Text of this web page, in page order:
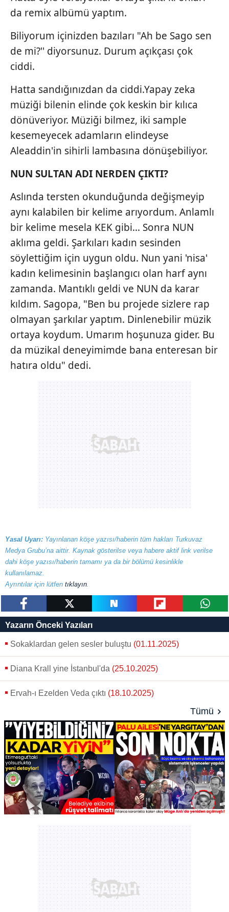
da remix albümü yaptım.
Biliyorum içinizden bazıları "Ah be Sago sen
de mi?'' diyorsunuz. Durum açıkçası çok
ciddi.
Hatta sandığınızdan da ciddi.Yapay zeka
müziği bilenin elinde çok keskin bir kılıca
dönüveriyor. Müziği bilmez, iki sample
kesemeyecek adamların elindeyse
Aleaddin'in sihirli lambasına dönüşebiliyor.
NUN SULTAN ADI NERDEN ÇIKTI?
Aslında tersten okunduğunda değişmeyip
aynı kalabilen bir kelime arıyordum. Anlamlı
bir kelime mesela KEK gibi... Sonra NUN
aklıma geldi. Şarkıları kadın sesinden
söylettiğim için uygun oldu. Nun yani 'nisa'
kadın kelimesinin başlangıcı olan harf aynı
zamanda. Mantıklı geldi ve NUN da karar
kıldım. Sagopa, "Ben bu projede sizlere rap
olmayan şarkılar yaptım. Dinlenebilir müzik
ortaya koydum. Umarım hoşunuza gider. Bu
da müzikal deneyimimde bana enteresan bir
hatıra oldu" dedi.
Yasal Uyarı: Yayınlanan köşe yazısı/haberin tüm hakları Turkuvaz
Medya Grubu’na aittir. Kaynak gösterilse veya habere aktif link verilse
dahi köşe yazısı/haberin tamamı ya da bir bölümü kesinlikle
kullanılamaz.
Ayrıntılar için lütfen tıklayın.
Yazarın Önceki Yazıları
Sokaklardan gelen sesler buluştu (01.11.2025)
Diana Krall yine İstanbul'da (25.10.2025)
Ervah-ı Ezelden Veda çıktı (18.10.2025)
Tümü